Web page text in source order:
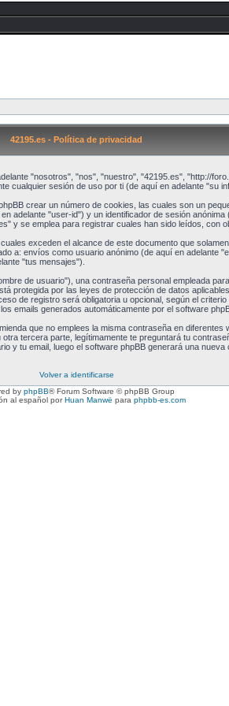
42195.es - Política de privacidad
"nosotros", "nos", "nuestro", "42195.es", "http://
cualquier sesión de uso por ti (de aquí en adelante "su
crear un número de cookies, las cuales son un
adelante "user-id") y un identificador de sesión
y se emplea para registrar cuales han sido leídos, con
exceden el alcance de este documento que
a: envíos como usuario anónimo (de aquí en
"tus mensajes").
de usuario"), una contraseña personal empleada
protegida por las leyes de protección de datos
de registro será obligatoria u opcional, según el
emails generados automáticamente por el software
que no emplees la misma contraseña en
tercera parte, legítimamente te preguntará tu
y tu email, luego el software phpBB generará una
Volver a identificarse
by phpBB® Forum Software © phpBB Group
al español porHuan Manwë para phpbb-es.com